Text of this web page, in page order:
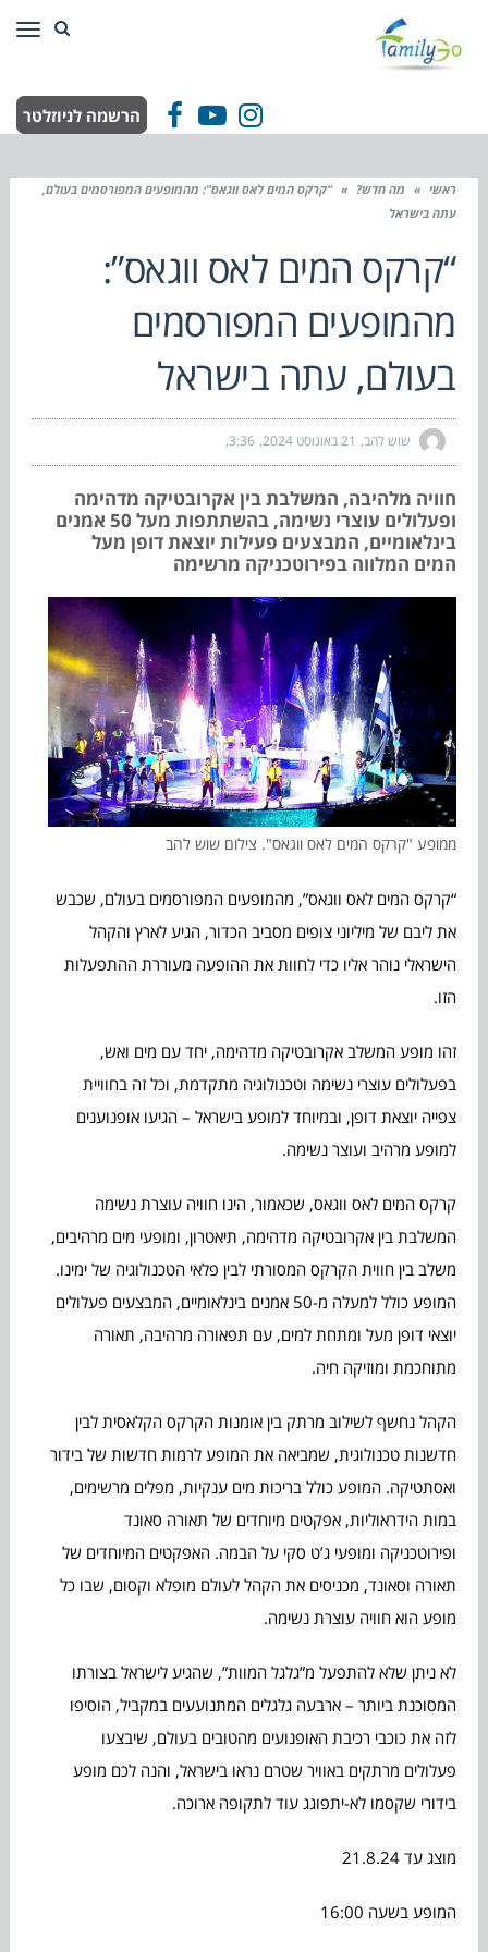
Facebook
YouTube
Instagram הרשמה לניוזלטר
ראשי » מה חדש? » “קרקס המים לאס ווגאס”: מהמופעים המפורסמים בעולם,
עתה בישראל
“קרקס המים לאס ווגאס”:
מהמופעים המפורסמים
בעולם, עתה בישראל
שוש להב 21 באוגוסט 2024 3:36
חוויה מלהיבה, המשלבת בין אקרובטיקה מדהימה
ופעלולים עוצרי נשימה, בהשתתפות מעל 50 אמנים
בינלאומיים, המבצעים פעילות יוצאת דופן מעל
המים המלווה בפירוטכניקה מרשימה
ממופע "קרקס המים לאס ווגאס". צילום שוש להב
“קרקס המים לאס ווגאס”, מהמופעים המפורסמים בעולם, שכבש
את ליבם של מיליוני צופים מסביב הכדור, הגיע לארץ והקהל
הישראלי נוהר אליו כדי לחוות את ההופעה מעוררת ההתפעלות
הזו.
זהו מופע המשלב אקרובטיקה מדהימה, יחד עם מים ואש,
בפעלולים עוצרי נשימה וטכנולוגיה מתקדמת, וכל זה בחוויית
צפייה יוצאת דופן, ובמיוחד למופע בישראל – הגיעו אופנוענים
למופע מרהיב ועוצר נשימה.
קרקס המים לאס ווגאס, שכאמור, הינו חוויה עוצרת נשימה
המשלבת בין אקרובטיקה מדהימה, תיאטרון, ומופעי מים מרהיבים,
משלב בין חווית הקרקס המסורתי לבין פלאי הטכנולוגיה של ימינו.
המופע כולל למעלה מ-50 אמנים בינלאומיים, המבצעים פעלולים
יוצאי דופן מעל ומתחת למים, עם תפאורה מרהיבה, תאורה
מתוחכמת ומוזיקה חיה.
הקהל נחשף לשילוב מרתק בין אומנות הקרקס הקלאסית לבין
חדשנות טכנולוגית, שמביאה את המופע לרמות חדשות של בידור
ואסתטיקה. המופע כולל בריכות מים ענקיות, מפלים מרשימים,
במות הידראוליות, אפקטים מיוחדים של תאורה סאונד
ופירוטכניקה ומופעי ג’ט סקי על הבמה. האפקטים המיוחדים של
תאורה וסאונד, מכניסים את הקהל לעולם מופלא וקסום, שבו כל
מופע הוא חוויה עוצרת נשימה.
לא ניתן שלא להתפעל מ”גלגל המוות”, שהגיע לישראל בצורתו
המסוכנת ביותר – ארבעה גלגלים המתנועעים במקביל, הוסיפו
לזה את כוכבי רכיבת האופנועים מהטובים בעולם, שיבצעו
פעלולים מרתקים באוויר שטרם נראו בישראל, והנה לכם מופע
בידורי שקסמו לא-יתפוגג עוד לתקופה ארוכה.
מוצג עד 21.8.24
המופע בשעה 16:00